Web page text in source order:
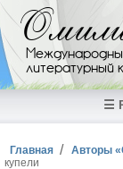
Перейти к
литературный
☰
Вы здесь
Главная Авторы
купели